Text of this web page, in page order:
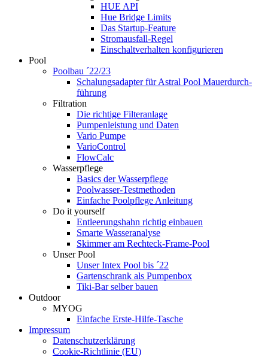
HUE API
Hue Bridge Limits
Das Startup-Feature
Stromausfall-Regel
Einschaltverhalten konfigurieren
Pool
Poolbau ´22/23
Schalungs­adapter für Astral Pool Mauer­durch­
führung
Filtration
Die richtige Filter­anlage
Pumpenleistung und Daten
Vario Pumpe
Vario­Control
FlowCalc
Wasserpflege
Basics der Wasserpflege
Poolwasser-Testmethoden
Einfache Poolpflege Anleitung
Do it yourself
Ent­leerungs­hahn richtig einbauen
Smarte Wasseranalyse
Skimmer am Rechteck-Frame-Pool
Unser Pool
Unser Intex Pool bis ´22
Gartenschrank als Pumpenbox
Tiki-Bar selber bauen
Outdoor
MYOG
Einfache Erste-Hilfe-Tasche
Impressum
Datenschutzerklärung
Cookie-Richtlinie (EU)